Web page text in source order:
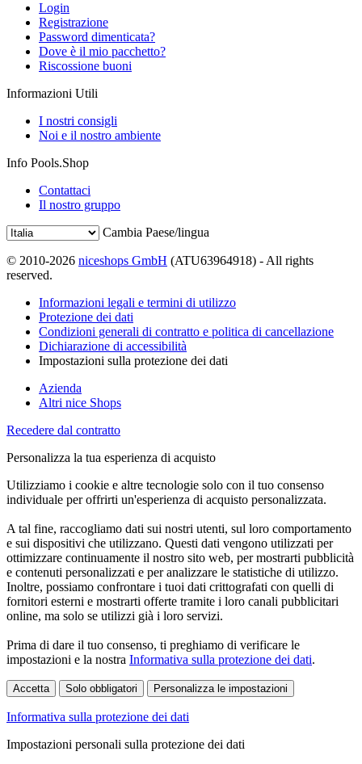
Login
Registrazione
Password dimenticata?
Dove è il mio pacchetto?
Riscossione buoni
Informazioni Utili
I nostri consigli
Noi e il nostro ambiente
Info Pools.Shop
Contattaci
Il nostro gruppo
Cambia Paese/lingua
© 2010-2026 niceshops GmbH (ATU63964918) - All rights
reserved.
Informazioni legali e termini di utilizzo
Protezione dei dati
Condizioni generali di contratto e politica di cancellazione
Dichiarazione di accessibilità
Impostazioni sulla protezione dei dati
Azienda
Altri nice Shops
Recedere dal contratto
Personalizza la tua esperienza di acquisto
Utilizziamo i cookie e altre tecnologie solo con il tuo consenso
individuale per offrirti un'esperienza di acquisto personalizzata.
A tal fine, raccogliamo dati sui nostri utenti, sul loro comportamento
e sui dispositivi che utilizzano. Questi dati vengono utilizzati per
ottimizzare continuamente il nostro sito web, per mostrarti pubblicità
e contenuti personalizzati e per analizzare le statistiche di utilizzo.
Inoltre, possiamo confrontare i tuoi dati crittografati con quelli di
fornitori esterni e mostrarti offerte tramite i loro canali pubblicitari
online, ma solo se utilizzi già i loro servizi.
Prima di dare il tuo consenso, ti preghiamo di verificare le
impostazioni e la nostra Informativa sulla protezione dei dati.
Accetta Solo obbligatori Personalizza le impostazioni
Informativa sulla protezione dei dati
Impostazioni personali sulla protezione dei dati